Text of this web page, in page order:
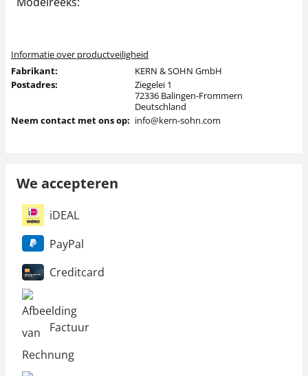
Informatie over productveiligheid
Fabrikant:
KERN & SOHN GmbH
Postadres:
Ziegelei 1
72336 Balingen-Frommern
Deutschland
Neem contact met ons op: info@kern-sohn.com
We accepteren
iDEAL
PayPal
Creditcard
Factuur